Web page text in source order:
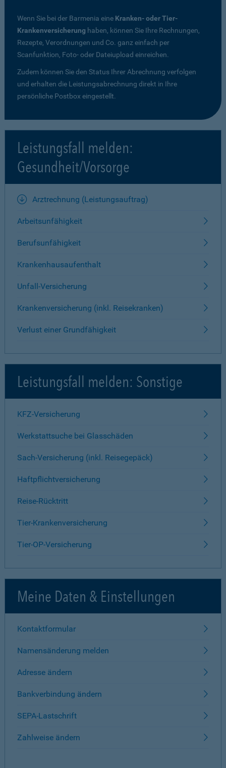
Wenn Sie bei der Barmenia eine Kranken- oder Tier-
Krankenversicherung haben, können Sie Ihre Rechnungen,
Rezepte, Verordnungen und Co. ganz einfach per
Scanfunktion, Foto- oder Dateiupload einreichen.
Zudem können Sie den Status Ihrer Abrechnung verfolgen
und erhalten die Leistungsabrechnung direkt in Ihre
persönliche Postbox eingestellt.
Leistungsfall melden:
Gesundheit/Vorsorge
Arztrechnung (Leistungsauftrag)
Arbeitsunfähigkeit
Berufsunfähigkeit
Krankenhausaufenthalt
Unfall-Versicherung
Krankenversicherung (inkl. Reisekranken)
Verlust einer Grundfähigkeit
Leistungsfall melden: Sonstige
KFZ-Versicherung
Werkstattsuche bei Glasschäden
Sach-Versicherung (inkl. Reisegepäck)
Haftpflichtversicherung
Reise-Rücktritt
Tier-Krankenversicherung
Tier-OP-Versicherung
Meine Daten & Einstellungen
Kontaktformular
Namensänderung melden
Adresse ändern
Bankverbindung ändern
SEPA-Lastschrift
Zahlweise ändern